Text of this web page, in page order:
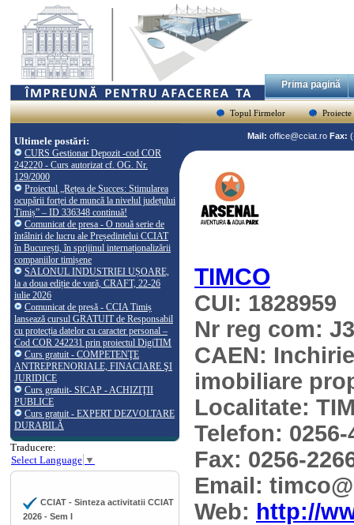
Prima pagină
Topul Firmelor Proiecte
Ultimele postări:
CURS Gestionar Depozit -cod COR
242220 - Curs autorizat cf. OG. Nr.
129/2000
Proiectul „Rețea de Succes: Stimularea
ocupării forței de muncă la nivelul județului
Timiș” – ID 336348 continuă!
Comunicat de presa - O nouă serie de
întâlniri de lucru ale Președintelui CCIAT
în București, în sprijinul internaționalizării
companiilor timișene
SALONUL INDUSTRIEI UȘOARE,
la a doua ediție de vară, CRAFT, 22-26
iulie 2026
Comunicat de presă - CCIA Timiș
lansează cursul GRATUIT de Responsabil
cu protecția datelor cu caracter personal –
Cod COR 242231 prin proiectul DigiTIM
Curs gratuit - COMPETENŢE
ANTREPRENORIALE, FINACIARE ŞI
JURIDICE
Curs gratuit- SICAP - ACHIZIŢII
PUBLICE
Curs gratuit - EXPERT DEZVOLTARE
DURABILĂ
Traducere:
Select Language ▼
CCIAT - Sinteza activitatii CCIAT
2026 - Sem I
Mail: office@cciat.ro Fax:
TIMCO
CUI: 1828959
Nr reg com:
CAEN:
imobiliare
Localitate:
Telefon: 0256-
Fax: 0256-
Email:
Web: http://